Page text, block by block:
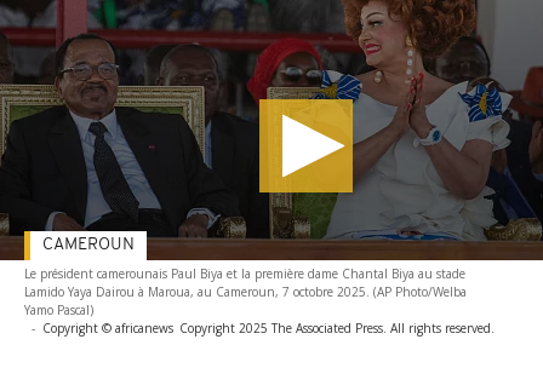
Le président camerounais Paul Biya et la première dame Chantal Biya au stade
Lamido Yaya Dairou à Maroua, au Cameroun, 7 octobre 2025. (AP Photo/Welba
Yamo Pascal)
- Copyright © africanews Copyright 2025 The Associated Press. All rights reserved.
CAMEROUN